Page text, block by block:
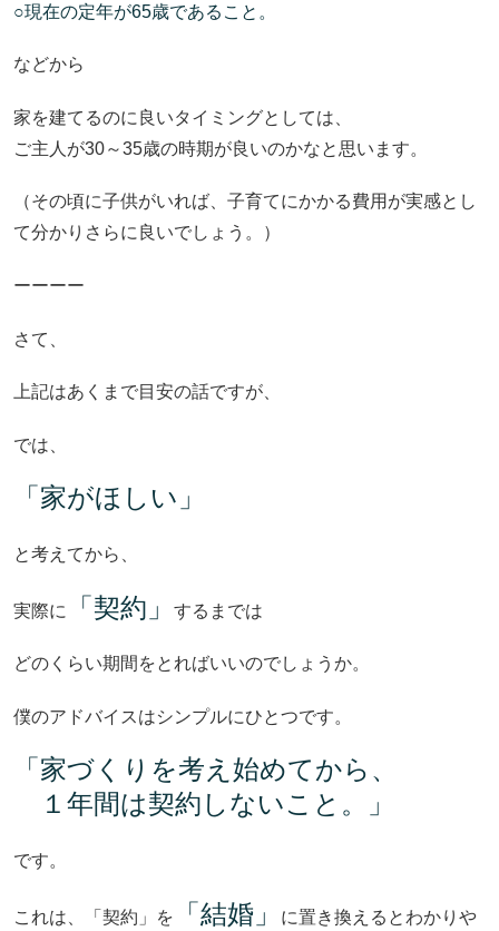
○現在の定年が65歳であること。
などから
家を建てるのに良いタイミングとしては、
ご主人が30～35歳の時期が良いのかなと思います。
（その頃に子供がいれば、子育てにかかる費用が実感とし
て分かりさらに良いでしょう。）
ーーーー
さて、
上記はあくまで目安の話ですが、
では、
「家がほしい」
と考えてから、
実際に 「契約」 するまでは
どのくらい期間をとればいいのでしょうか。
僕のアドバイスはシンプルにひとつです。
「家づくりを考え始めてから、
１年間は契約しないこと。」
です。
これは、「契約」を 「結婚」 に置き換えるとわかりや